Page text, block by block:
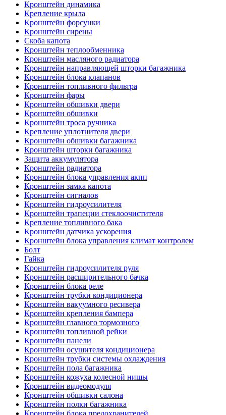
Кронштейн динамика
Крепление крыла
Кронштейн форсунки
Кронштейн сирены
Скоба капота
Кронштейн теплообменника
Кронштейн масляного радиатора
Кронштейн направляющей шторки багажника
Кронштейн блока клапанов
Кронштейн топливного фильтра
Кронштейн фары
Кронштейн обшивки двери
Кронштейн обшивки
Кронштейн троса ручника
Крепление уплотнителя двери
Кронштейн обшивки багажника
Кронштейн шторки багажника
Защита аккумулятора
Кронштейн радиатора
Кронштейн блока управления акпп
Кронштейн замка капота
Кронштейн сигналов
Кронштейн гидроусилителя
Кронштейн трапеции стеклоочистителя
Крепление топливного бака
Кронштейн датчика ускорения
Кронштейн блока управления климат контролем
Болт
Гайка
Кронштейн гидроусилителя руля
Кронштейн расширительного бачка
Кронштейн блока реле
Кронштейн трубки кондиционера
Кронштейн вакуумного ресивера
Кронштейн крепления бампера
Кронштейн главного тормозного
Кронштейн топливной рейки
Кронштейн панели
Кронштейн осушителя кондиционера
Кронштейн трубки системы охлаждения
Кронштейн пола багажника
Кронштейн кожуха колесной нишы
Кронштейн видеомодуля
Кронштейн обшивки салона
Кронштейн полки багажника
Кронштейн блока предохранителей